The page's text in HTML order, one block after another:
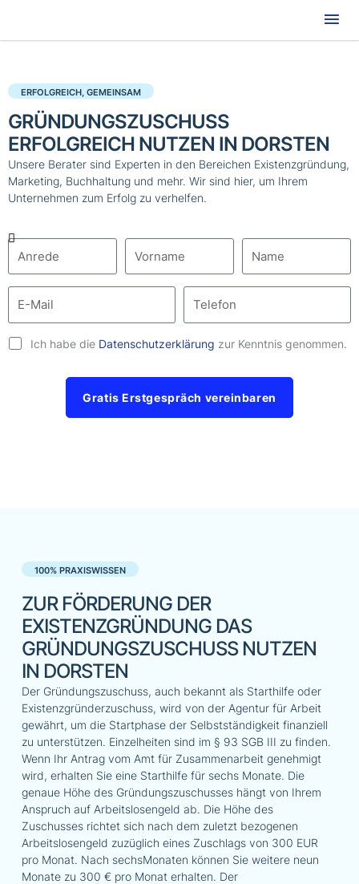
ERFOLGREICH, GEMEINSAM
GRÜNDUNGSZUSCHUSS
ERFOLGREICH NUTZEN IN DORSTEN
Unsere Berater sind Experten in den Bereichen Existenzgründung,
Marketing, Buchhaltung und mehr. Wir sind hier, um Ihrem
Unternehmen zum Erfolg zu verhelfen.
Ich habe die Datenschutzerklärung zur Kenntnis genommen.
Gratis Erstgespräch vereinbaren
100% PRAXISWISSEN
ZUR FÖRDERUNG DER
EXISTENZGRÜNDUNG DAS
GRÜNDUNGSZUSCHUSS NUTZEN
IN DORSTEN
Der Gründungszuschuss, auch bekannt als Starthilfe oder
Existenzgründerzuschuss, wird von der Agentur für Arbeit
gewährt, um die Startphase der Selbstständigkeit finanziell
zu unterstützen. Einzelheiten sind im § 93 SGB III zu finden.
Wenn Ihr Antrag vom Amt für Zusammenarbeit genehmigt
wird, erhalten Sie eine Starthilfe für sechs Monate. Die
genaue Höhe des Gründungszuschusses hängt von Ihrem
Anspruch auf Arbeitslosengeld ab. Die Höhe des
Zuschusses richtet sich nach dem zuletzt bezogenen
Arbeitslosengeld zuzüglich eines Zuschlags von 300 EUR
pro Monat. Nach sechsMonaten können Sie weitere neun
Monate zu 300 € pro Monat erhalten. Der